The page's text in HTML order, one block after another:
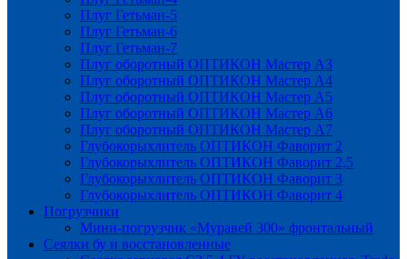
Плуг Гетьман-5
Плуг Гетьман-6
Плуг Гетьман-7
Плуг оборотный ОПТИКОН Мастер А3
Плуг оборотный ОПТИКОН Мастер А4
Плуг оборотный ОПТИКОН Мастер А5
Плуг оборотный ОПТИКОН Мастер А6
Плуг оборотный ОПТИКОН Мастер А7
Глубокорыхлитель ОПТИКОН Фаворит 2
Глубокорыхлитель ОПТИКОН Фаворит 2,5
Глубокорыхлитель ОПТИКОН Фаворит 3
Глубокорыхлитель ОПТИКОН Фаворит 4
Погрузчики
Мини-погрузчик «Муравей 300» фронтальный
Сеялки бу и восстановленные